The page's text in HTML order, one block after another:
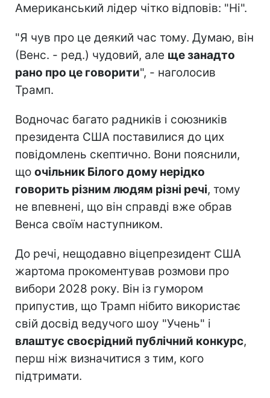
Американський лідер чітко відповів: "Ні".
"Я чув про це деякий час тому. Думаю, він
(Венс. - ред.) чудовий, але ще занадто
рано про це говорити", - наголосив
Трамп.
Водночас багато радників і союзників
президента США поставилися до цих
повідомлень скептично. Вони пояснили,
що очільник Білого дому нерідко
говорить різним людям різні речі, тому
не впевнені, що він справді вже обрав
Венса своїм наступником.
До речі, нещодавно віцепрезидент США
жартома прокоментував розмови про
вибори 2028 року. Він із гумором
припустив, що Трамп нібито використає
свій досвід ведучого шоу "Учень" і
влаштує своєрідний публічний конкурс,
перш ніж визначитися з тим, кого
підтримати.